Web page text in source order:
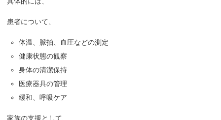
患者について、
体温、脈拍、血圧などの測定
健康状態の観察
身体の清潔保持
医療器具の管理
緩和、呼吸ケア
家族の支援として、